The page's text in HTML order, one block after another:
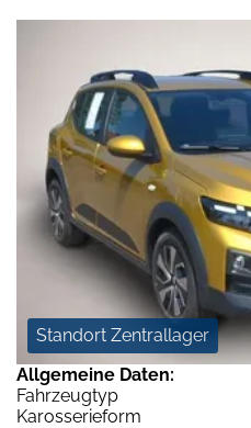
Standort Zentrallager
Allgemeine Daten:
Fahrzeugtyp
Karosserieform